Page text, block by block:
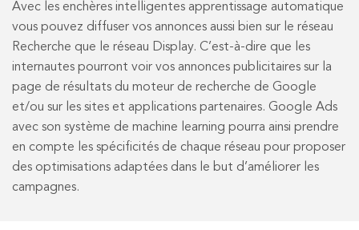
Avec les enchères intelligentes apprentissage automatique
vous pouvez diffuser vos annonces aussi bien sur le réseau
Recherche que le réseau Display. C’est-à-dire que les
internautes pourront voir vos annonces publicitaires sur la
page de résultats du moteur de recherche de Google
et/ou sur les sites et applications partenaires. Google Ads
avec son système de machine learning pourra ainsi prendre
en compte les spécificités de chaque réseau pour proposer
des optimisations adaptées dans le but d’améliorer les
campagnes.